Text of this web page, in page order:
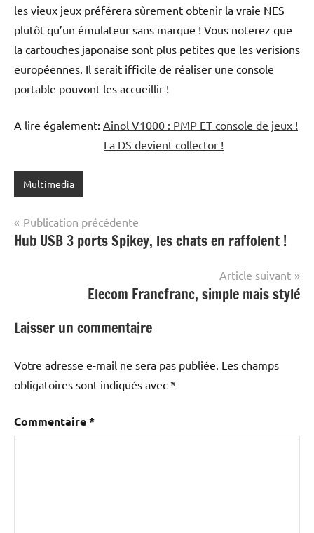
les vieux jeux préférera sûrement obtenir la vraie NES
plutôt qu’un émulateur sans marque ! Vous noterez que
la cartouches japonaise sont plus petites que les verisions
européennes. Il serait ifficile de réaliser une console
portable pouvont les accueillir !
A lire également: Ainol V1000 : PMP ET console de jeux !
La DS devient collector !
Multimedia
Navigation
de
Publication précédente
Hub USB 3 ports Spikey, les chats en raffolent !
Article suivant
Elecom Francfranc, simple mais stylé
Laisser un commentaire
Votre adresse e-mail ne sera pas publiée. Les champs
obligatoires sont indiqués avec *
Commentaire*